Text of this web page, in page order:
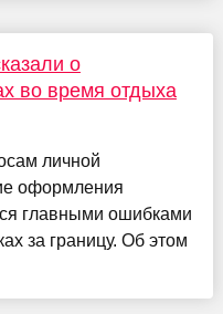
о
во время отдыха
личной
оформления
главными ошибками
за границу. Об этом